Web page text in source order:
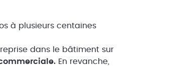
à plusieurs centaines
dans le bâtiment sur
En revanche,